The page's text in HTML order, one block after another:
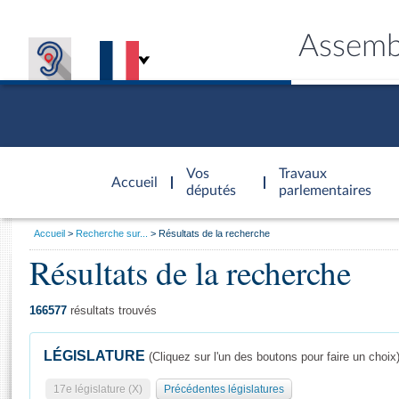
Accueil
d'accueil
Vos
députés
Travaux
parlementaires
Général
Vous
Accueil Recherche sur... Résultats de la recherche
Résultats de la recherche
166577 résultats trouvés
LÉGISLATURE (Cliquez sur l'un des boutons pour faire un choix)
17e législature (X) Précédentes législatures